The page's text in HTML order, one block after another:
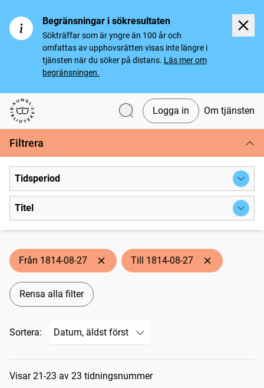
Begränsningar i sökresultaten
Sökträffar som är yngre än 100 år och
omfattas av upphovsrätten visas inte längre i
tjänsten när du söker på distans. Läs mer om
begränsningen.
Svenska tidningar
Logga in Om tjänsten
Filtrera
Tidsperiod
Titel
Från 1814-08-27 Till 1814-08-27
Rensa alla filter
Sortera:
Sökresultat
Visar 21-23 av 23 tidningsnummer